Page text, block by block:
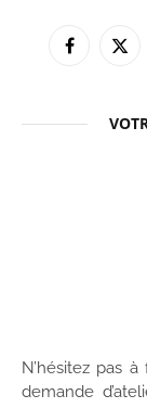
Facebook
X
N’hésitez pas
demande